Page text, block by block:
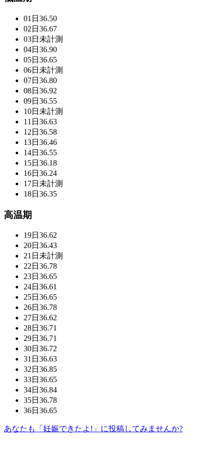
01日 36.50
02日 36.67
03日 未計測
04日 36.90
05日 36.65
06日 未計測
07日 36.80
08日 36.92
09日 36.55
10日 未計測
11日 36.63
12日 36.58
13日 36.46
14日 36.55
15日 36.18
16日 36.24
17日 未計測
18日 36.35
高温期
19日 36.62
20日 36.43
21日 未計測
22日 36.78
23日 36.65
24日 36.61
25日 36.65
26日 36.78
27日 36.62
28日 36.71
29日 36.71
30日 36.72
31日 36.63
32日 36.85
33日 36.65
34日 36.84
35日 36.78
36日 36.65
あなたも「妊娠できたよ!」に投稿してみませんか?